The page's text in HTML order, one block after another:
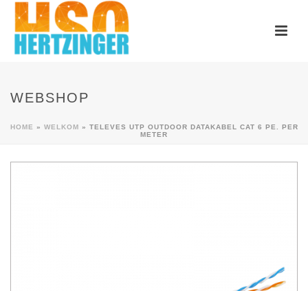
WEBSHOP
HOME » WELKOM » TELEVES UTP OUTDOOR DATAKABEL CAT 6 PE. PER
METER